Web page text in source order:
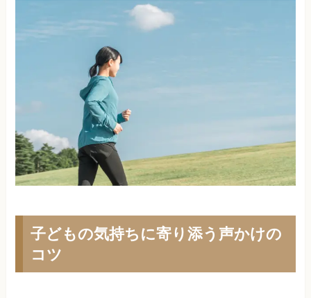
子どもの気持ちに寄り添う声かけの
コツ